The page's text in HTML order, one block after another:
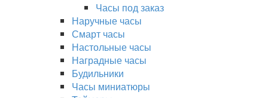
Часы под заказ
Наручные часы
Смарт часы
Настольные часы
Наградные часы
Будильники
Часы миниатюры